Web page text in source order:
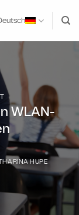
WLAN-
HUPE